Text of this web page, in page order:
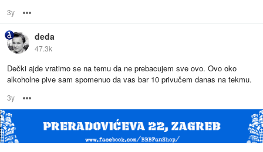
3y
deda
47.3k
Dečki ajde vratimo se na temu da ne prebacujem sve ovo. Ovo oko
alkoholne pive sam spomenuo da vas bar 10 privučem danas na tekmu.
3y